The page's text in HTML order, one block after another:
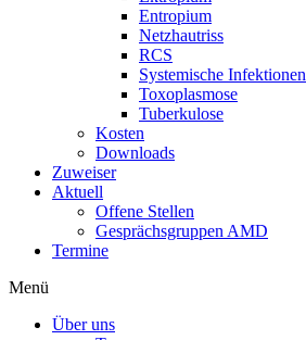
Entropium
Netzhautriss
RCS
Systemische Infektionen
Toxoplasmose
Tuberkulose
Kosten
Downloads
Zuweiser
Aktuell
Offene Stellen
Gesprächsgruppen AMD
Termine
Menü
Über uns